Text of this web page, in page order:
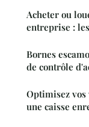
Acheter ou
entreprise :
Bornes
de contrôle
Optimisez
une caisse